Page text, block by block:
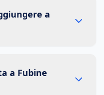
a
a Fubine